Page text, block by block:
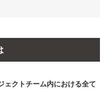
ェクトチーム内における全て